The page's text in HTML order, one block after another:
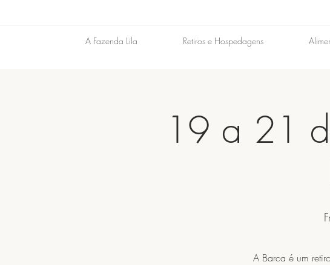
A Fazenda Lila Retiros e Hospedagens
19 a 21
A Barca é um